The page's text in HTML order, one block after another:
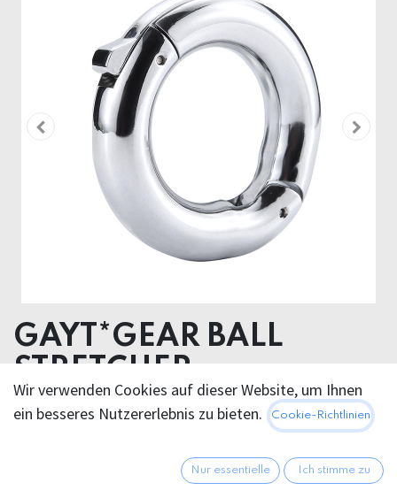
GAYT*GEAR BALL
STRETCHER
ADJUSTABLE
Wir verwenden Cookies auf dieser Website, um Ihnen
ein besseres Nutzererlebnis zu bieten.
Cookie-Richtlinien
Nur essentielle Ich stimme zu